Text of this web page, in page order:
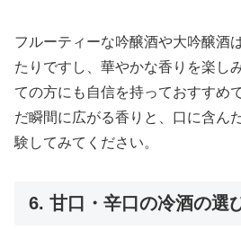
フルーティーな吟醸酒や大吟醸酒
たりですし、華やかな香りを楽し
ての方にも自信を持っておすすめ
だ瞬間に広がる香りと、口に含ん
験してみてください。
6. 甘口・辛口の冷酒の選